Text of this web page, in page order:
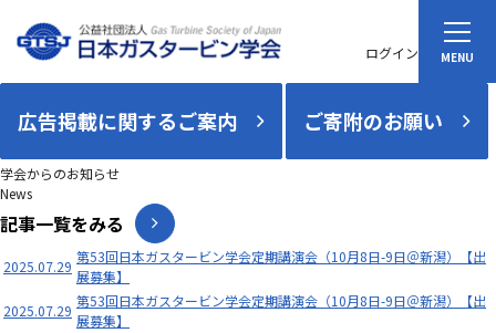
ログイン
広告掲載に関するご案内 ご寄附のお願い
学会からのお知らせ
News
記事一覧をみる
2025.07.29
第53回日本ガスタービン学会定期講演会（10月8日-9日＠新潟）【出
展募集】
2025.07.29
第53回日本ガスタービン学会定期講演会（10月8日-9日＠新潟）【出
展募集】